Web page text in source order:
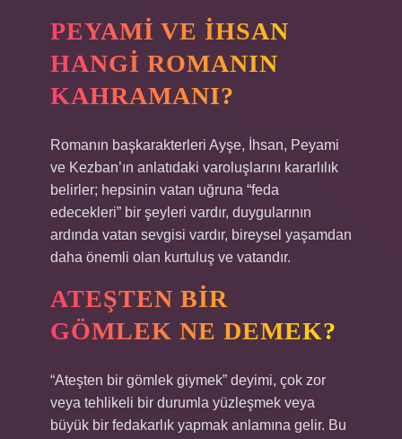
PEYAMI VE İHSAN
HANGI ROMANIN
KAHRAMANI?
Romanın başkarakterleri Ayşe, İhsan, Peyami
ve Kezban’ın anlatıdaki varoluşlarını kararlılık
belirler; hepsinin vatan uğruna “feda
edecekleri” bir şeyleri vardır, duygularının
ardında vatan sevgisi vardır, bireysel yaşamdan
daha önemli olan kurtuluş ve vatandır.
ATEŞTEN BIR
GÖMLEK NE DEMEK?
“Ateşten bir gömlek giymek” deyimi, çok zor
veya tehlikeli bir durumla yüzleşmek veya
büyük bir fedakarlık yapmak anlamına gelir. Bu